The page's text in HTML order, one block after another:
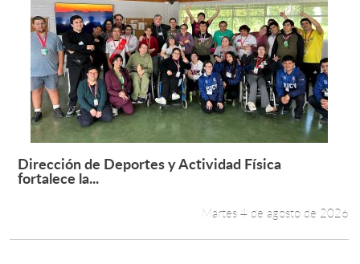
Leer más +
Dirección de Deportes y Actividad Física
fortalece la...
Martes 4 de agosto de 2026